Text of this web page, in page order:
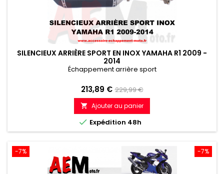
SILENCIEUX ARRIÈRE SPORT EN INOX YAMAHA R1 2009 -
2014
Échappement arrière sport
Prix
213,89 € Prix
de
référence
229,99 €
 Ajouter au panier
 Expédition 48h
-7%
-7%